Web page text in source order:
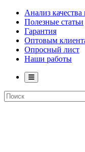
Анализ
Полезные статьи
Гарантия
Оптовым
Опросный лист
Наши работы